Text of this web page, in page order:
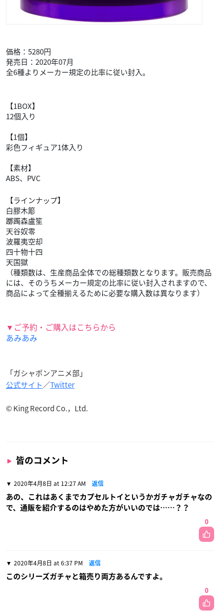
価格：5280円
発売日：2020年07月
全6種よりメーカー規定の比率に従い封入。
【1BOX】
12個入り
【1個】
彩色フィギュア1体入り
【素材】
ABS、PVC
【ラインナップ】
白膠木簓
躑躅森盧笙
天谷奴零
波羅夷空却
四十物十四
天国獄
（種類数は、生産商品全体での総種類数となります。販売商品
には、そのうちメーカー規定の比率に従い封入されますので、
商品によって全種揃えるために必要な購入数は異なります）
▼ご予約・ご購入はこちらから
あみあみ
「ガシャポンアニメ部」
公式サイト／Twitter
© King Record Co.，Ltd.
皆のコメント
2020年4月8日 at 12:27 AM 返信
あの、これはあくまでカプセルトイというかガチャガチャなの
で、通販を紹介するのはやめた方がいいのでは……？？
0
2020年4月8日 at 6:37 PM 返信
このシリーズガチャと箱売り両方あるんですよ。
0